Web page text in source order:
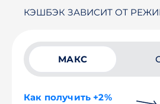
КЭШБЭК ЗАВИСИТ ОТ
МАКС
Как получить +2%